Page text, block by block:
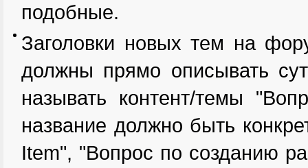
подобные.
Заголовки новых тем на
должны прямо описывать
называть контент/темы
название должно быть
Item", "Вопрос по созданию